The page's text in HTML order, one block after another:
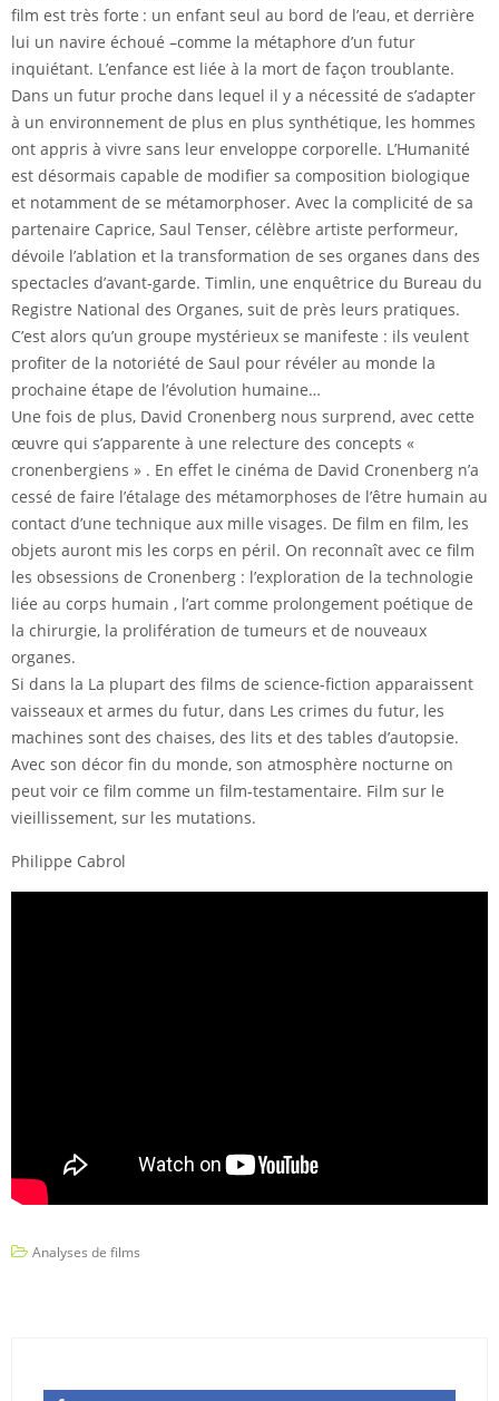
film est très forte : un enfant seul au bord de l’eau, et derrière
lui un navire échoué –comme la métaphore d’un futur
inquiétant. L’enfance est liée à la mort de façon troublante.
Dans un futur proche dans lequel il y a nécessité de s’adapter
à un environnement de plus en plus synthétique, les hommes
ont appris à vivre sans leur enveloppe corporelle. L’Humanité
est désormais capable de modifier sa composition biologique
et notamment de se métamorphoser. Avec la complicité de sa
partenaire Caprice, Saul Tenser, célèbre artiste performeur,
dévoile l’ablation et la transformation de ses organes dans des
spectacles d’avant-garde. Timlin, une enquêtrice du Bureau du
Registre National des Organes, suit de près leurs pratiques.
C’est alors qu’un groupe mystérieux se manifeste : ils veulent
profiter de la notoriété de Saul pour révéler au monde la
prochaine étape de l’évolution humaine…
Une fois de plus, David Cronenberg nous surprend, avec cette
œuvre qui s’apparente à une relecture des concepts «
cronenbergiens » . En effet le cinéma de David Cronenberg n’a
cessé de faire l’étalage des métamorphoses de l’être humain au
contact d’une technique aux mille visages. De film en film, les
objets auront mis les corps en péril. On reconnaît avec ce film
les obsessions de Cronenberg : l’exploration de la technologie
liée au corps humain , l’art comme prolongement poétique de
la chirurgie, la prolifération de tumeurs et de nouveaux
organes.
Si dans la La plupart des films de science-fiction apparaissent
vaisseaux et armes du futur, dans Les crimes du futur, les
machines sont des chaises, des lits et des tables d’autopsie.
Avec son décor fin du monde, son atmosphère nocturne on
peut voir ce film comme un film-testamentaire. Film sur le
vieillissement, sur les mutations.
Philippe Cabrol
Analyses de films